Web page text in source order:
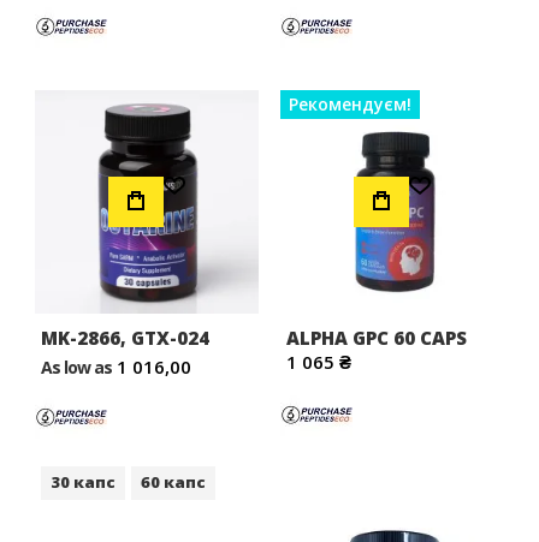
Додати до Списку Бажань
MK-2866, GTX-024
As low as 1 016,00
30 капс 60 капс
Додати до Списку Бажань
Рекомендуєм!
ALPHA GPC 60 CAPS
1 065 ₴